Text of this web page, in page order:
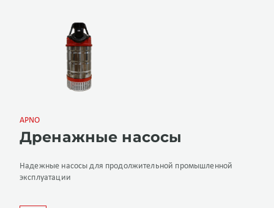
APNO
Дренажные насосы
Надежные насосы для продолжительной промышленной
эксплуатации